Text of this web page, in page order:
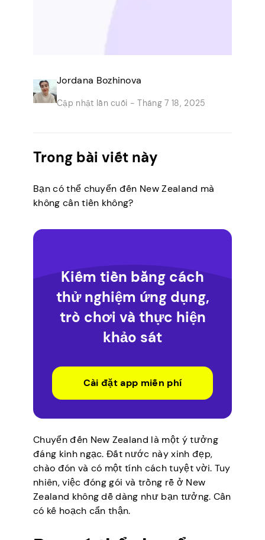
Jordana Bozhinova
Cập nhật lần cuối - Tháng 7 18, 2025
Trong bài viết này
Bạn có thể chuyển đến New Zealand mà
không cần tiền không?
Kiếm tiền bằng cách
thử nghiệm ứng dụng,
trò chơi và thực hiện
khảo sát
Cài đặt app miễn phí
Chuyển đến New Zealand là một ý tưởng
đáng kinh ngạc. Đất nước này xinh đẹp,
chào đón và có một tính cách tuyệt vời. Tuy
nhiên, việc đóng gói và trồng rễ ở New
Zealand không dễ dàng như bạn tưởng. Cần
có kế hoạch cẩn thận.